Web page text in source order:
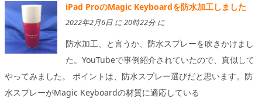
iPad ProのMagic Keyboardを防水加工しました
2022年2月6日 に 20時22分 に
防水加工、と言うか、防水スプレーを吹きかけまし
た。YouTubeで事例紹介されていたので、真似して
やってみました。 ポイントは、防水スプレー選びだと思います。防
水スプレーがMagic Keyboardの材質に適応している